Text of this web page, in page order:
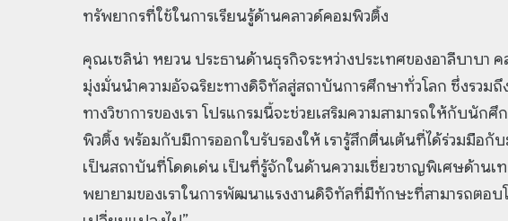
ทรัพยากรที่ใช้ในการเรียนรู้ด้านคลาวด์คอมพิวติ้ง
คุณเซลิน่า หยวน ประธานด้านธุรกิจระหว่างประเทศของอาลีบาบา ค
มุ่งมั่นนำความอัจฉริยะทางดิจิทัลสู่สถาบันการศึกษาทั่วโลก ซึ่งรวม
ทางวิชาการของเรา โปรแกรมนี้จะช่วยเสริมความสามารถให้กับนั
พิวติ้ง พร้อมกับมีการออกใบรับรองให้ เรารู้สึกตื่นเต้นที่ได้ร่วมมือกั
เป็นสถาบันที่โดดเด่น เป็นที่รู้จักในด้านความเชี่ยวชาญพิเศษด้านเ
พยายามของเราในการพัฒนาแรงงานดิจิทัลที่มีทักษะที่สามารถตอบ